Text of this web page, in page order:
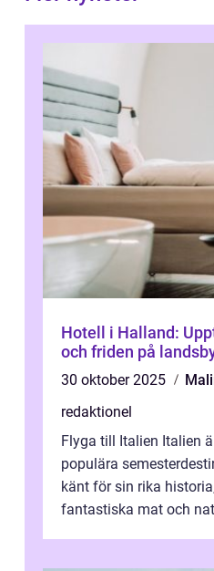
Hotell i Halland:
och friden på
30 oktober 2025
redaktionel
Flyga till Italien Italien
populära
känt för sin rika
fantastiska mat och